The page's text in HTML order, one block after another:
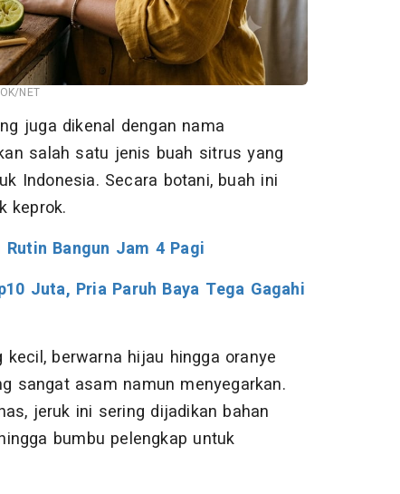
NET
juga dikenal dengan nama
salah satu jenis buah sitrus yang
Indonesia. Secara botani, buah ini
keprok.
Bangun Jam 4 Pagi
Juta, Pria Paruh Baya Tega Gagahi
berwarna hijau hingga oranye
sangat asam namun menyegarkan.
jeruk ini sering dijadikan bahan
bumbu pelengkap untuk